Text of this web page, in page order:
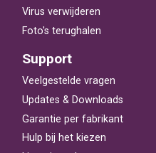
Virus verwijderen
Foto's terughalen
Support
Veelgestelde vragen
Updates & Downloads
Garantie per fabrikant
Hulp bij het kiezen